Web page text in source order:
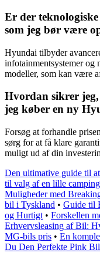
Er der
som jeg bør være
Hyundai tilbyder
infotainmentsystemer og
modeller, som kan være
Hvordan sikrer
jeg køber en ny
Forsøg at forhandle
sørg for at få klare
muligt ud af din
Den ultimative guide til
til valg af en lille
Muligheder med
bil i Tyskland • Guide til
og Hurtigt • Forskellen
Erhvervsleasing af Bil:
MG-bils pris • En
Du Den Perfekte Pink